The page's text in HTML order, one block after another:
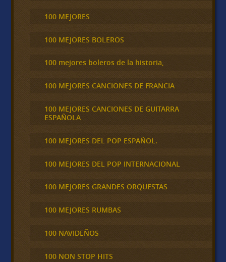
100 MEJORES
100 MEJORES BOLEROS
100 mejores boleros de la historia,
100 MEJORES CANCIONES DE FRANCIA
100 MEJORES CANCIONES DE GUITARRA
ESPAÑOLA
100 MEJORES DEL POP ESPAÑOL.
100 MEJORES DEL POP INTERNACIONAL
100 MEJORES GRANDES ORQUESTAS
100 MEJORES RUMBAS
100 NAVIDEÑOS
100 NON STOP HITS